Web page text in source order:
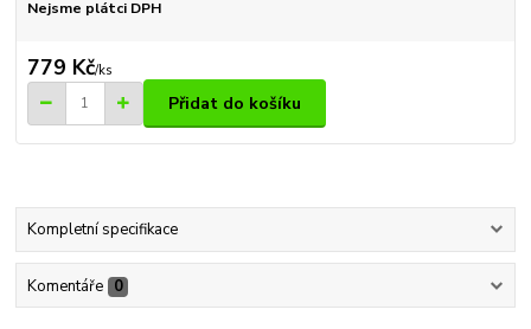
Nejsme plátci DPH
779 Kč/ks
Přidat do košíku
Kompletní specifikace
Komentáře 0